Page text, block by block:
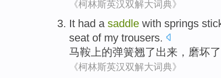
《柯林斯英汉双解大词典》
It had a saddle with springs
seat of my trousers.
马鞍 上的弹簧翘了出来 ， 磨坏了
《柯林斯英汉双解大词典》